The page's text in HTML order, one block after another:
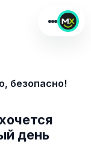
безопасно!
день